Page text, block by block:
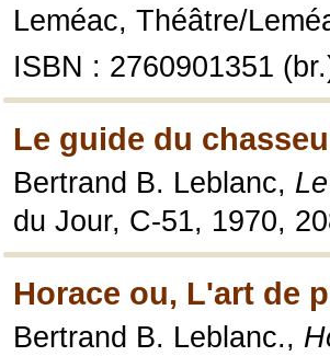
Leméac, Théâtre/
ISBN : 2760901351
Le guide du
Bertrand B. Leblanc,
du Jour, C-51, 1970,
Horace ou, L'art de
Bertrand B. Leblanc.,